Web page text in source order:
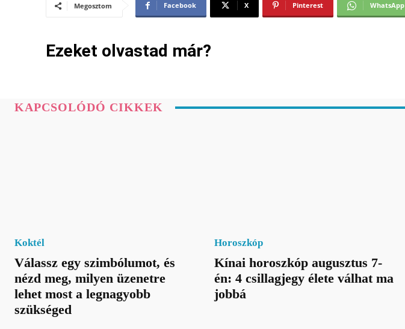
Megosztom Facebook X Pinterest WhatsApp
Ezeket olvastad már?
KAPCSOLÓDÓ CIKKEK
Koktél
Válassz egy szimbólumot, és
nézd meg, milyen üzenetre
lehet most a legnagyobb
szükséged
Horoszkóp
Kínai horoszkóp augusztus 7-
én: 4 csillagjegy élete válhat ma
jobbá